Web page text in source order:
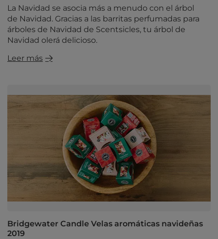
La Navidad se asocia más a menudo con el árbol
de Navidad. Gracias a las barritas perfumadas para
árboles de Navidad de Scentsicles, tu árbol de
Navidad olerá delicioso.
Leer más
Bridgewater Candle Velas aromáticas navideñas
2019